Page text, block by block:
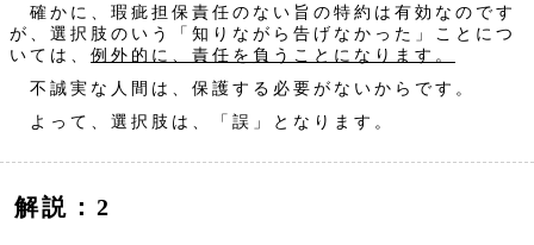
確かに、瑕疵担保責任のない旨の特約は有効なのです
が、選択肢のいう「知りながら告げなかった」ことにつ
いては、 例外的に、責任を負うことになります。
不誠実な人間は、保護する必要がないからです。
よって、選択肢は、「誤」となります。
解説：2